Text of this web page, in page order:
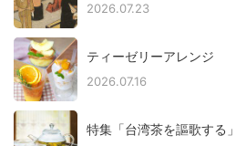
2026.07.23
ティーゼリーアレンジ
2026.07.16
特集「台湾茶を謳歌する」